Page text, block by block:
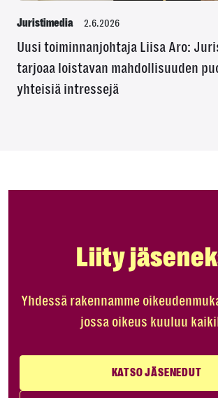
Juristimedia 2.6.2026
Uusi toiminnanjohtaja Liisa Aro:
tarjoaa loistavan mahdollisuuden
yhteisiä intressejä
Liity
Yhdessä rakennamme
jossa oikeus kuuluu
KATSO JÄSENEDUT